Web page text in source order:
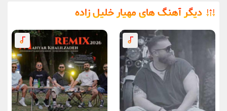
دیگر آهنگ های مهیار خلیل زاده